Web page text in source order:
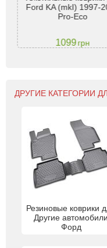
Ford KA (mkI) 1997-
Pro-Eco
1099грн
ДРУГИЕ КАТЕГОРИИ
Резиновые коврики
Другие автомобили
Форд